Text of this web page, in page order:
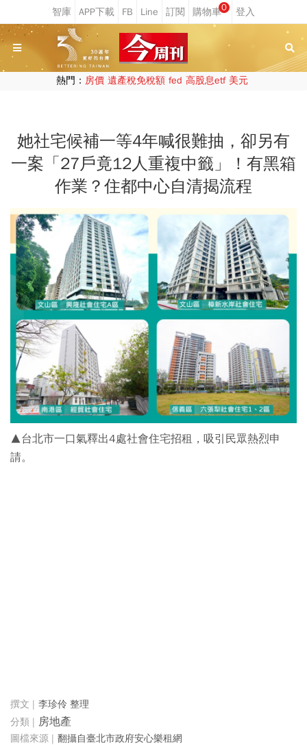
0
熱門： 房價 遺產稅免稅額 fed 高股息etf 美元
她社宅候補一等4年喊很難抽，卻另有
一案「27戶竟12人重複中籤」！有黑箱
作業？住都中心自清揭流程
▲台北市一口氣釋出4處社會住宅招租，吸引民眾熱烈申
請。
李珍伶 整理
房地產
翻攝自臺北市政府安心樂租網